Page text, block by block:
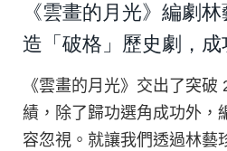
《雲畫的月光》編劇
造「破格」歷史劇，
《雲畫的月光》交出了突
績，除了歸功選角成功外，
容忽視。就讓我們透過林藝